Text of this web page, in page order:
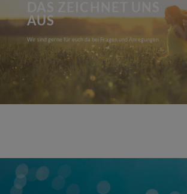
AUS
Wir sind gerne für euch da bei Fragen und Anregungen.